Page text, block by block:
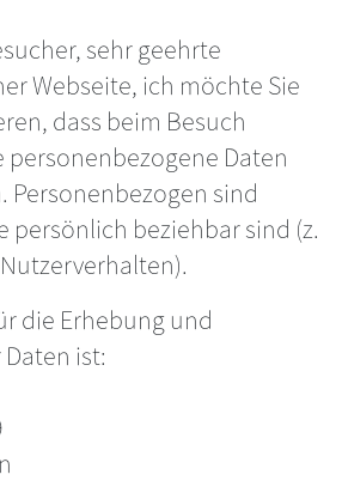
sehr geehrte
Webseite, ich möchte Sie
dass beim Besuch
personenbezogene Daten
Personenbezogen sind
persönlich beziehbar sind (z.
die Erhebung und
ist: